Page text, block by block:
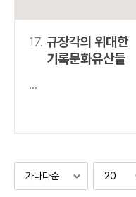
17. 규장각의 위대한
기록문화유산들
...